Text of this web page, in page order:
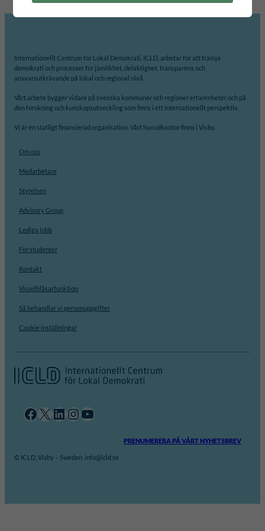
Internationellt Centrum för Lokal Demokrati, ICLD, arbetar för att främja
demokrati och processer för jämlikhet, delaktighet, transparens och
ansvarsutkrävande på lokal och regional nivå.
Vårt arbete bygger vidare på svenska kommuner och regioner erfarenheter och på
den forskning och kunskapsutveckling som finns i ett internationellt perspektiv.
Vi är en statligt finansierad organisation. Vårt huvudkontor finns i Visby.
Om oss
Medarbetare
Styrelsen
Advisory Group
Lediga jobb
För studenter
Kontakt
Visselblåsarfunktion
Så behandlar vi personuppgifter
Cookie inställningar
Facebook X LinkedIn InstagramYouTube
PRENUMERERA PÅ VÅRT NYHETSBREV
© ICLD, Visby – Sweden. info@icld.se